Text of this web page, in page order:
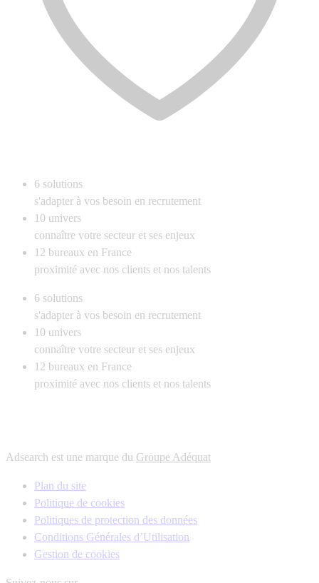
6 solutions
s'adapter à vos besoin en recrutement
10 univers
connaître votre secteur et ses enjeux
12 bureaux en France
proximité avec nos clients et nos talents
6 solutions
s'adapter à vos besoin en recrutement
10 univers
connaître votre secteur et ses enjeux
12 bureaux en France
proximité avec nos clients et nos talents
Adsearch est une marque du Groupe Adéquat
Plan du site
Politique de cookies
Politiques de protection des données
Conditions Générales d’Utilisation
Gestion de cookies